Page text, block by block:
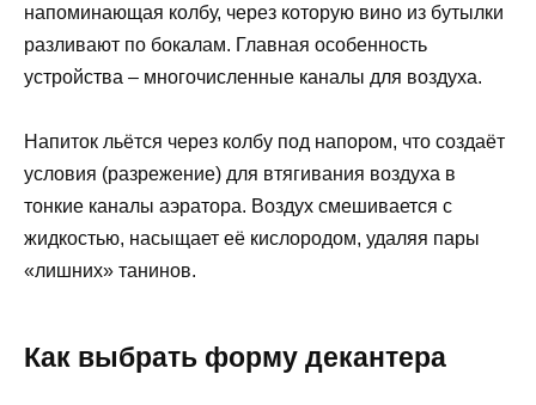
напоминающая колбу, через которую вино из бутылки
разливают по бокалам. Главная особенность
устройства – многочисленные каналы для воздуха.
Напиток льётся через колбу под напором, что создаёт
условия (разрежение) для втягивания воздуха в
тонкие каналы аэратора. Воздух смешивается с
жидкостью, насыщает её кислородом, удаляя пары
«лишних» танинов.
Как выбрать форму декантера